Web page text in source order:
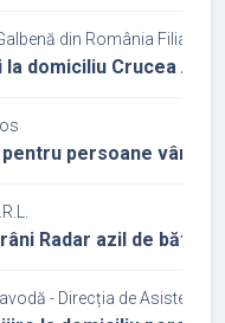
din România Filiala
domiciliu Crucea Alb -
persoane
Radar azil de bătrâni
- Direcția de Asistență